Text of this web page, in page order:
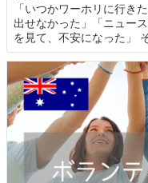
「いつかワーホリに行き
出せなかった」「ニュー
を見て、不安になった」